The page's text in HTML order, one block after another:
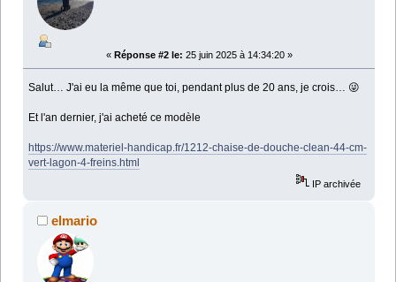
« Réponse #2 le: 25 juin 2025 à 14:34:20 »
Salut… J'ai eu la même que toi, pendant plus de 20 ans, je crois… 😜
Et l'an dernier, j'ai acheté ce modèle
https://www.materiel-handicap.fr/1212-chaise-de-douche-clean-44-cm-
vert-lagon-4-freins.html
IP archivée
elmario